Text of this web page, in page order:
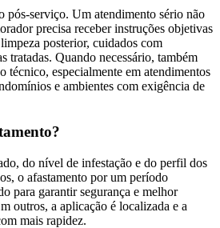
pós-serviço. Um atendimento sério não
precisa receber instruções objetivas
posterior, cuidados com
tratadas. Quando necessário, também
técnico, especialmente em atendimentos
e ambientes com exigência de
do nível de infestação e do perfil dos
o afastamento por um período
para garantir segurança e melhor
outros, a aplicação é localizada e a
mais rapidez.